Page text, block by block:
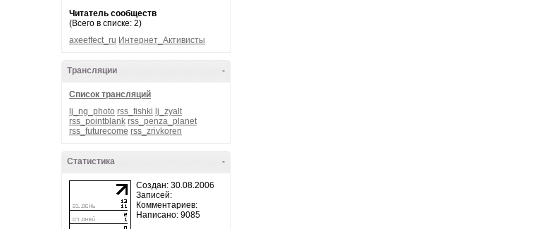
Читатель сообществ
(Всего в списке: 2)
axeeffect_ru Интернет_Активисты
-
Трансляции
Список трансляций
lj_ng_photo rss_fishki lj_zyalt
rss_pointblank rss_penza_planet
rss_futurecome rss_zrivkoren
-
Статистика
Создан: 30.08.2006
Записей:
Комментариев:
Написано: 9085